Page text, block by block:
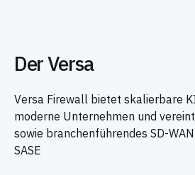
Der Versa
Versa Firewall bietet skalierbare
moderne Unternehmen und
sowie branchenführendes SD-
SASE